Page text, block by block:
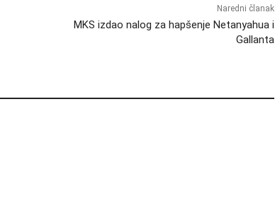
Naredni članak
MKS izdao nalog za hapšenje Netanyahua i
Gallanta